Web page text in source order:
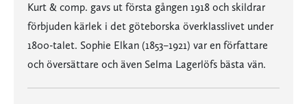
Kurt & comp. gavs ut första gången 1918 och skildrar
förbjuden kärlek i det göteborska överklasslivet under
1800-talet. Sophie Elkan (1853–1921) var en författare
och översättare och även Selma Lagerlöfs bästa vän.